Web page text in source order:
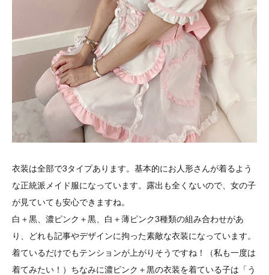
衣装は全部で3タイプあります。基本的にお人形さんが着るよう
な正統派メイド服になっています。露出も全くないので、女の子
が見ていても安心できますね。
白＋黒、濃ピンク＋黒、白＋薄ピンク3種類の組み合わせがあ
り、どれも記事やデザインに拘った素敵な衣装になっています。
着ているだけでもテンションが上がりそうですね！（私も一度は
着てみたい！）ちなみに濃ピンク＋黒の衣装を着ている子は「う